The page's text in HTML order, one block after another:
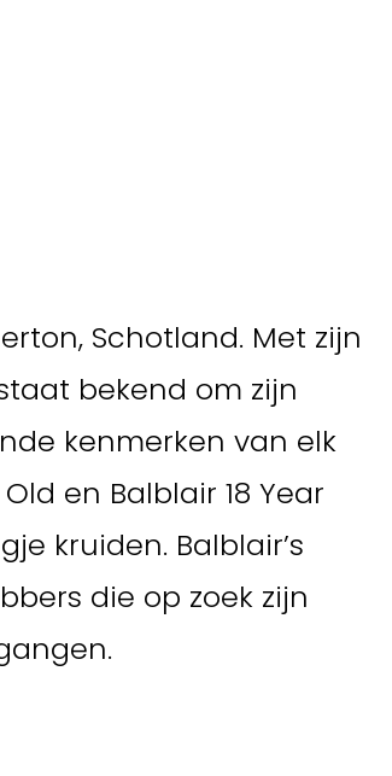
Schotland. Met zijn
bekend om zijn
kenmerken van elk
en Balblair 18 Year
kruiden. Balblair’s
die op zoek zijn